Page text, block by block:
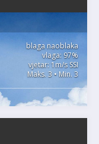
blaga naoblaka
vlaga: 97%
vjetar: 1m/s SSI
Maks. 3 • Min. 3